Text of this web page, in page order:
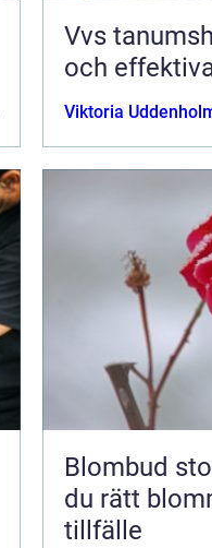
Vvs
och
Viktoria
Blombud
du rätt
tillfälle